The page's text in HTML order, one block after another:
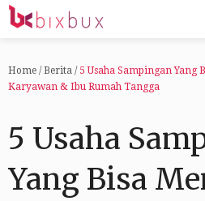
Home / Berita / 5 Usaha Sampingan Yang
Karyawan & Ibu Rumah Tangga
5 Usaha
Yang Bisa